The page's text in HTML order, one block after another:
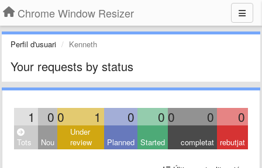
Chrome Window Resizer
Perfil d'usuari Kenneth
Your requests by status
1 0 0 1 0 0 0 0 0
Tots Nou
Under
review
Planned Started completat rebutjat